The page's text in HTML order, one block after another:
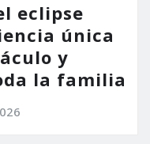
eclipse
única
y
la familia